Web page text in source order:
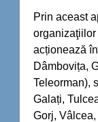
Prin aceast
acționează
Dâmbovița,
Teleorman),
Galați,
Gorj,